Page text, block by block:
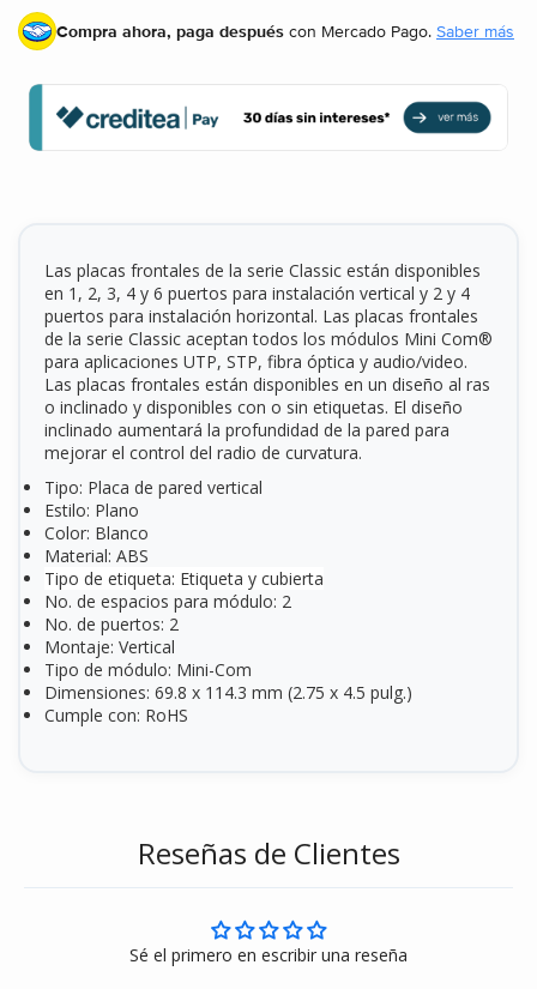
Compra ahora, paga después con Mercado Pago. Saber más
Las placas frontales de la serie Classic están disponibles
en 1, 2, 3, 4 y 6 puertos para instalación vertical y 2 y 4
puertos para instalación horizontal. Las placas frontales
de la serie Classic aceptan todos los módulos Mini Com®
para aplicaciones UTP, STP, fibra óptica y audio/video.
Las placas frontales están disponibles en un diseño al ras
o inclinado y disponibles con o sin etiquetas. El diseño
inclinado aumentará la profundidad de la pared para
mejorar el control del radio de curvatura.
Tipo: Placa de pared vertical
Estilo: Plano
Color: Blanco
Material: ABS
Tipo de etiqueta: Etiqueta y cubierta
No. de espacios para módulo: 2
No. de puertos: 2
Montaje: Vertical
Tipo de módulo: Mini-Com
Dimensiones: 69.8 x 114.3 mm (2.75 x 4.5 pulg.)
Cumple con: RoHS
Reseñas de Clientes
Sé el primero en escribir una reseña